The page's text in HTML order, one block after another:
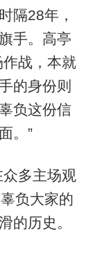
隔28年，
手。高亭
战，本就
的身份则
负这份信
。”
众多主场观
负大家的
的历史。